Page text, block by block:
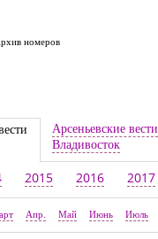
номеров
Арсеньевские вести
Владивосток
2015 2016 2017
Апр. Май Июнь Июль